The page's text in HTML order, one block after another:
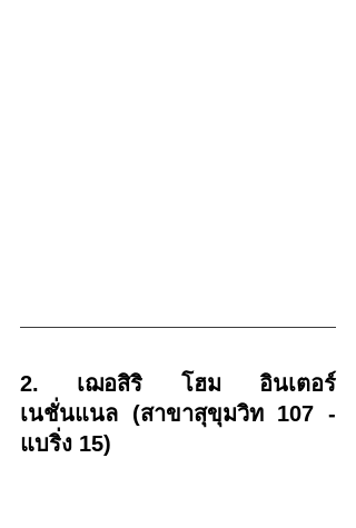
2. เฌอสิริ โฮม อินเตอร์
เนชั่นแนล (สาขาสุขุมวิท 107 -
แบริ่ง 15)